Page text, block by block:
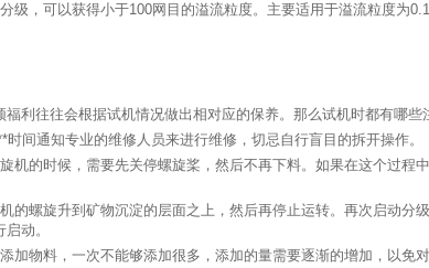
，可以获得小于100网目的溢流粒度。主要适用于溢流粒度为
利往往会根据试机情况做出相对应的保养。那么试机时都有哪些
间通知专业的维修人员来进行维修，切忌自行盲目的拆开操作。
的时候，需要先关停螺旋桨，然后不再下料。如果在这个过程
螺旋升到矿物沉淀的层面之上，然后再停止运转。再次启动分
动。
物料，一次不能够添加很多，添加的量需要逐渐的增加，以免对